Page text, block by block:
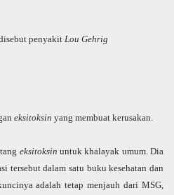
penyakit Lou Gehrig
eksitoksin yang membuat kerusakan.
eksitoksin untuk khalayak umum. Dia
tersebut dalam satu buku kesehatan dan
adalah tetap menjauh dari MSG,